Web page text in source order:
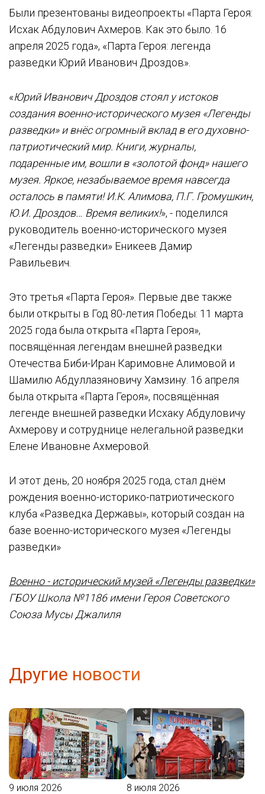
Были презентованы видеопроекты «Парта Героя:
Исхак Абдулович Ахмеров. Как это было. 16
апреля 2025 года», «Парта Героя: легенда
разведки Юрий Иванович Дроздов».
«Юрий Иванович Дроздов стоял у истоков
создания военно-исторического музея «Легенды
разведки» и внёс огромный вклад в его духовно-
патриотический мир. Книги, журналы,
подаренные им, вошли в «золотой фонд» нашего
музея. Яркое, незабываемое время навсегда
осталось в памяти! И.К. Алимова, П.Г. Громушкин,
Ю.И. Дроздов… Время великих!», - поделился
руководитель военно-исторического музея
«Легенды разведки» Еникеев Дамир
Равильевич.
Это третья «Парта Героя». Первые две также
были открыты в Год 80-летия Победы: 11 марта
2025 года была открыта «Парта Героя»,
посвящённая легендам внешней разведки
Отечества Биби-Иран Каримовне Алимовой и
Шамилю Абдуллазяновичу Хамзину. 16 апреля
была открыта «Парта Героя», посвящённая
легенде внешней разведки Исхаку Абдуловичу
Ахмерову и сотруднице нелегальной разведки
Елене Ивановне Ахмеровой.
И этот день, 20 ноября 2025 года, стал днём
рождения военно-историко-патриотического
клуба «Разведка Державы», который создан на
базе военно-исторического музея «Легенды
разведки»
Военно - исторический музей «Легенды разведки»
ГБОУ Школа №1186 имени Героя Советского
Союза Мусы Джалиля
Другие новости
9 июля 2026 8 июля 2026